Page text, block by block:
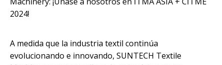
2024!
A medida que la industria textil continúa
evolucionando e innovando, SUNTECH Textile